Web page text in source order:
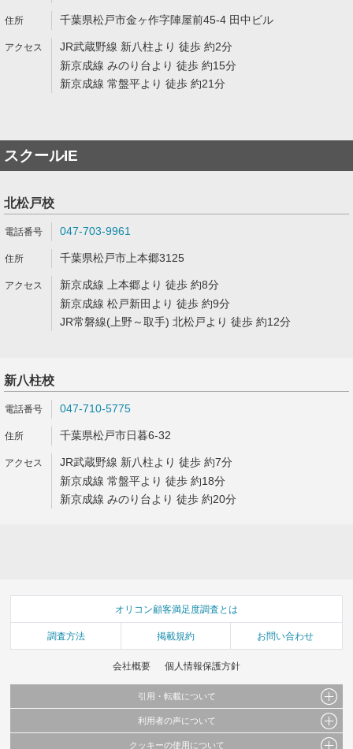
千葉県松戸市金ヶ作字陣屋前45-4 田中ビル
JR武蔵野線 新八柱より 徒歩 約2分
新京成線 みのり台より 徒歩 約15分
新京成線 常盤平より 徒歩 約21分
スクールIE
北松戸校
047-703-9961
千葉県松戸市上本郷3125
新京成線 上本郷より 徒歩 約8分
新京成線 松戸新田より 徒歩 約9分
JR常磐線(上野～取手) 北松戸より 徒歩 約12分
新八柱校
047-710-5775
千葉県松戸市日暮6-32
JR武蔵野線 新八柱より 徒歩 約7分
新京成線 常盤平より 徒歩 約18分
新京成線 みのり台より 徒歩 約20分
オリコン顧客満足度調査とは
調査方法 掲載規約 お問い合わせ
会社概要 個人情報保護方針
引用・転載について
当サイトで公開されている情報（文字、写真、イラスト、画像データ等）及びこれらの配
利用者の声について
クッキーの使用について